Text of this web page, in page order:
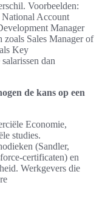
Voorbeelden:
National Account
Manager
zoals Sales Manager of
Key
dan
de kans op een
Economie,
studies.
(Sandler,
certificaten) en
Werkgevers die